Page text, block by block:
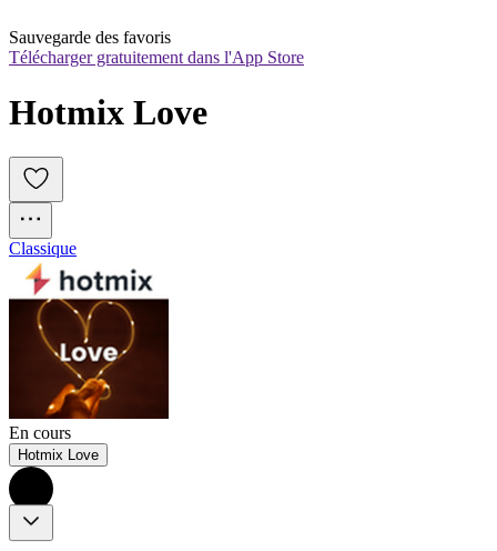
Sauvegarde des favoris
Télécharger gratuitement dans l'App Store
Hotmix Love
Classique
En cours
Hotmix Love